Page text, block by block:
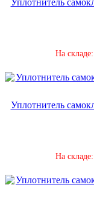
Уплотнитель
На
Уплотнитель
На